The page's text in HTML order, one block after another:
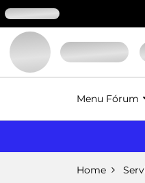
Menu Fórum
Home